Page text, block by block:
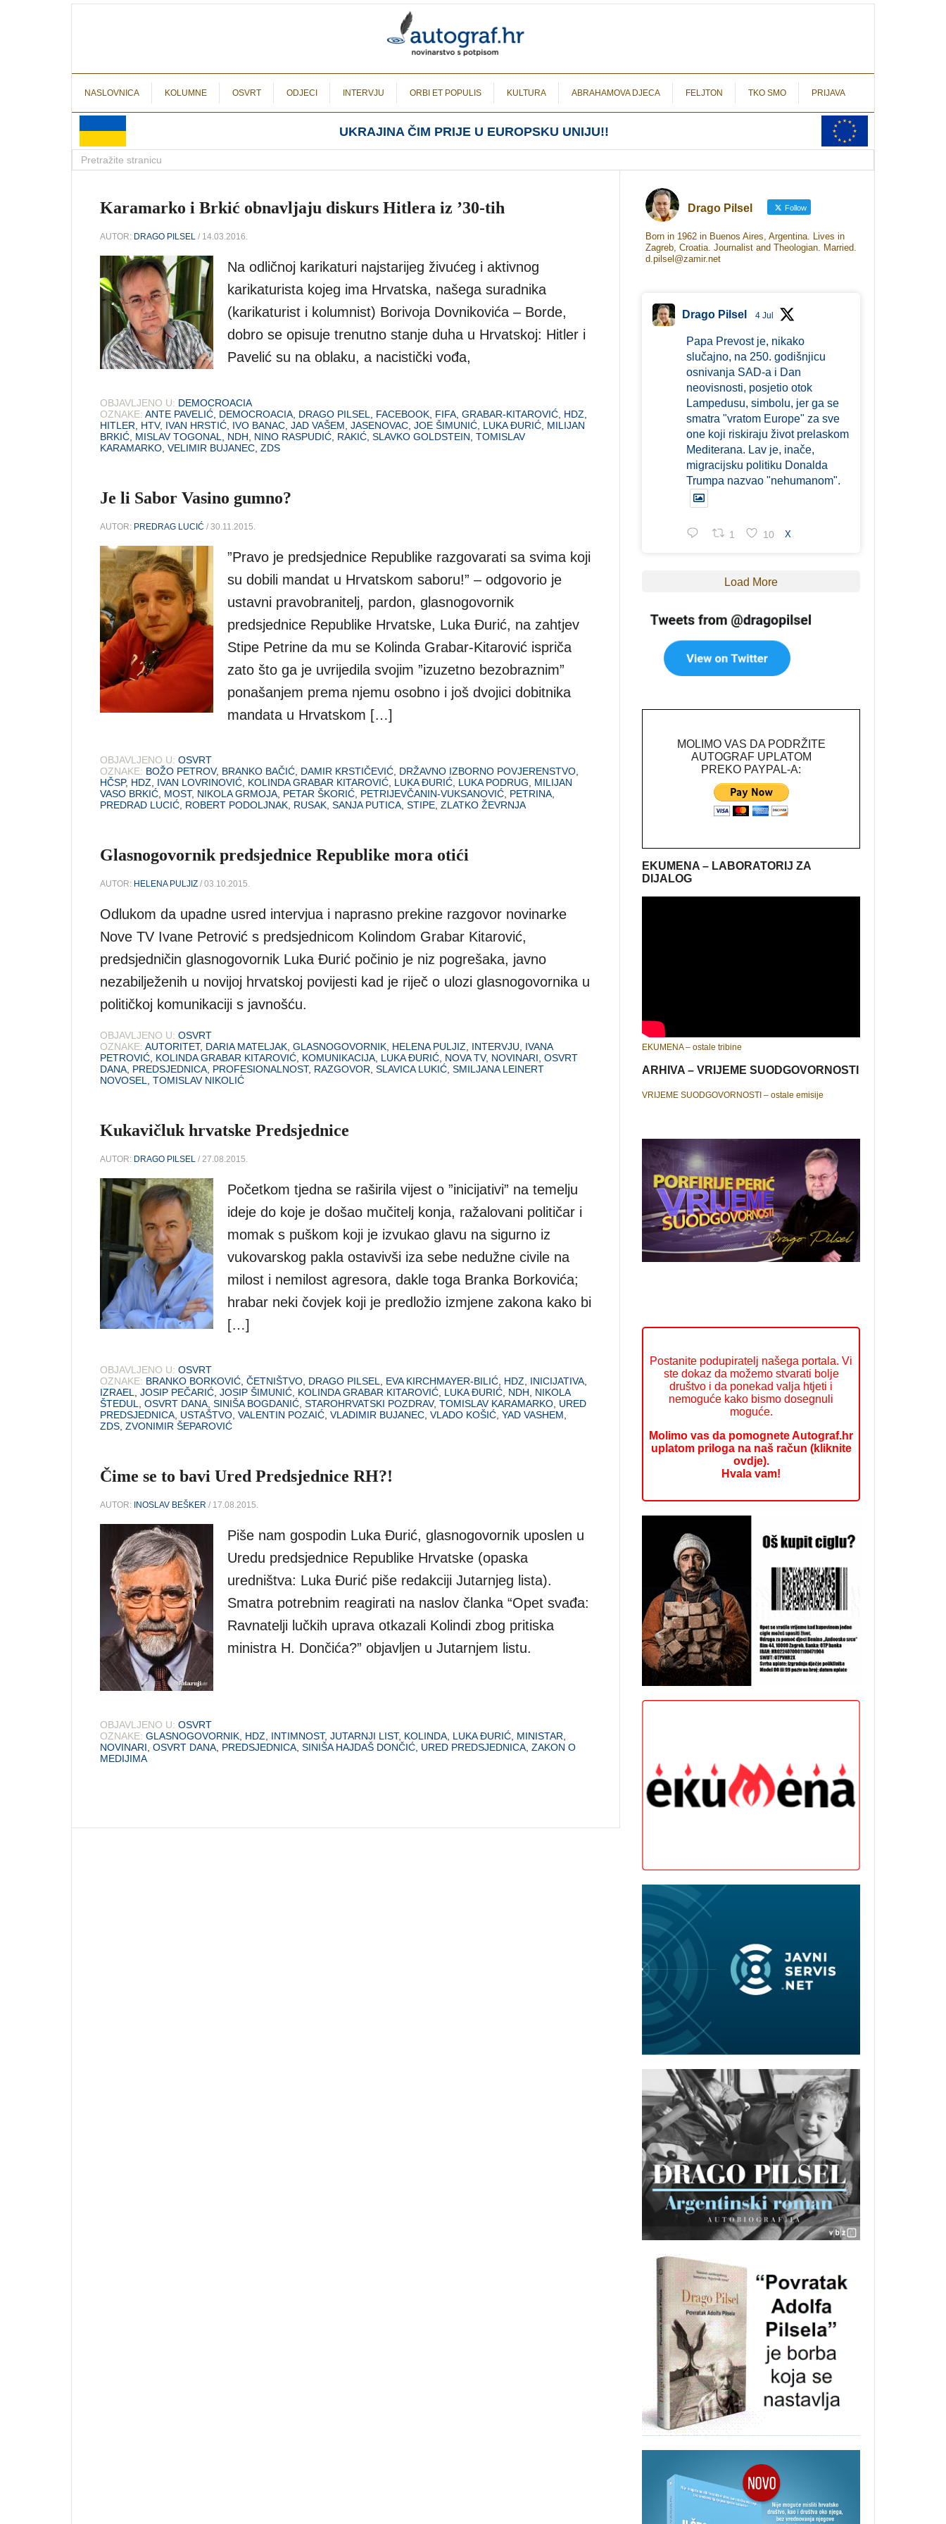
NASLOVNICA KOLUMNE OSVRT ODJECI INTERVJU ORBI ET POPULIS KULTURA ABRAHAMOVA DJECA FELJTON TKO SMO PRIJAVA
UKRAJINA ČIM PRIJE U EUROPSKU UNIJU!!
Karamarko i Brkić obnavljaju diskurs Hitlera iz ’30-tih
AUTOR: DRAGO PILSEL / 14.03.2016.
Na odličnoj karikaturi najstarijeg živućeg i aktivnog
karikaturista kojeg ima Hrvatska, našega suradnika
(karikaturist i kolumnist) Borivoja Dovnikovića – Borde,
dobro se opisuje trenutno stanje duha u Hrvatskoj: Hitler i
Pavelić su na oblaku, a nacistički vođa,
OBJAVLJENO U: DEMOCROACIA
OZNAKE: ANTE PAVELIĆ DEMOCROACIA DRAGO PILSEL FACEBOOK FIFA GRABAR-KITAROVIĆ HDZ
HITLER
HTV, IVAN HRSTIĆ IVO BANAC JAD VAŠEM JASENOVAC JOE ŠIMUNIĆ LUKA ĐURIĆ MILIJAN
BRKIĆ MISLAV TOGONAL NDH NINO RASPUDIĆ RAKIĆ SLAVKO GOLDSTEIN TOMISLAV
KARAMARKO VELIMIR BUJANEC ZDS
Je li Sabor Vasino gumno?
AUTOR: PREDRAG LUCIĆ / 30.11.2015.
”Pravo je predsjednice Republike razgovarati sa svima koji
su dobili mandat u Hrvatskom saboru!” – odgovorio je
ustavni pravobranitelj, pardon, glasnogovornik
predsjednice Republike Hrvatske, Luka Đurić, na zahtjev
Stipe Petrine da mu se Kolinda Grabar-Kitarović ispriča
zato što ga je uvrijedila svojim ”izuzetno bezobraznim”
ponašanjem prema njemu osobno i još dvojici dobitnika
mandata u Hrvatskom […]
OBJAVLJENO U: OSVRT
OZNAKE: BOŽO PETROV, BRANKO BAČIĆ DAMIR KRSTIČEVIĆ DRŽAVNO IZBORNO POVJERENSTVO
HČSP, HDZ IVAN LOVRINOVIĆ KOLINDA GRABAR KITAROVIĆ LUKA ĐURIĆ LUKA PODRUG
MILIJAN
VASO BRKIĆ MOST, NIKOLA GRMOJA PETAR ŠKORIĆ PETRIJEVČANIN-VUKSANOVIĆ PETRINA
PREDRAD LUCIĆ ROBERT PODOLJNAK RUSAK SANJA PUTICA STIPE ZLATKO ŽEVRNJA
Glasnogovornik predsjednice Republike mora otići
AUTOR: HELENA PULJIZ / 03.10.2015.
Odlukom da upadne usred intervjua i naprasno prekine razgovor novinarke
Nove TV Ivane Petrović s predsjednicom Kolindom Grabar Kitarović,
predsjedničin glasnogovornik Luka Đurić počinio je niz pogrešaka, javno
nezabilježenih u novijoj hrvatskoj povijesti kad je riječ o ulozi glasnogovornika u
političkoj komunikaciji s javnošću.
OBJAVLJENO U: OSVRT
OZNAKE: AUTORITET, DARIA MATELJAK GLASNOGOVORNIK HELENA PULJIZ INTERVJU
IVANA
PETROVIĆ KOLINDA GRABAR KITAROVIĆ KOMUNIKACIJA LUKA ĐURIĆ NOVA TV, NOVINARI OSVRT
DANA PREDSJEDNICA PROFESIONALNOST, RAZGOVOR SLAVICA LUKIĆ SMILJANA LEINERT
NOVOSEL
TOMISLAV NIKOLIĆ
Kukavičluk hrvatske Predsjednice
AUTOR: DRAGO PILSEL / 27.08.2015.
Početkom tjedna se raširila vijest o ”inicijativi” na temelju
ideje do koje je došao mučitelj konja, ražalovani političar i
momak s puškom koji je izvukao glavu na sigurno iz
vukovarskog pakla ostavivši iza sebe nedužne civile na
milost i nemilost agresora, dakle toga Branka Borkovića;
hrabar neki čovjek koji je predložio izmjene zakona kako bi
[…]
OBJAVLJENO U: OSVRT
OZNAKE: BRANKO BORKOVIĆ ČETNIŠTVO DRAGO PILSEL EVA KIRCHMAYER-BILIĆ HDZ INICIJATIVA
IZRAEL
JOSIP PEČARIĆ JOSIP ŠIMUNIĆ KOLINDA GRABAR KITAROVIĆ LUKA ĐURIĆ NDH
NIKOLA
ŠTEDUL
OSVRT DANA SINIŠA BOGDANIĆ STAROHRVATSKI POZDRAV, TOMISLAV KARAMARKO URED
PREDSJEDNICA USTAŠTVO VALENTIN POZAIĆ VLADIMIR BUJANEC VLADO KOŠIĆ YAD VASHEM
ZDS ZVONIMIR ŠEPAROVIĆ
Čime se to bavi Ured Predsjednice RH?!
AUTOR: INOSLAV BEŠKER / 17.08.2015.
Piše nam gospodin Luka Đurić, glasnogovornik uposlen u
Uredu predsjednice Republike Hrvatske (opaska
uredništva: Luka Đurić piše redakciji Jutarnjeg lista).
Smatra potrebnim reagirati na naslov članka “Opet svađa:
Ravnatelji lučkih uprava otkazali Kolindi zbog pritiska
ministra H. Dončića?” objavljen u Jutarnjem listu.
OBJAVLJENO U: OSVRT
OZNAKE: GLASNOGOVORNIK HDZ INTIMNOST, JUTARNJI LIST, KOLINDA LUKA ĐURIĆ MINISTAR
NOVINARI OSVRT DANA PREDSJEDNICA SINIŠA HAJDAŠ DONČIĆ URED PREDSJEDNICA ZAKON O
MEDIJIMA
Drago Pilsel Follow
Born in 1962 in Buenos Aires, Argentina. Lives in
Zagreb, Croatia. Journalist and Theologian. Married.
d.pilsel@zamir.net
Drago Pilsel 4 Jul
Papa Prevost je, nikako
slučajno, na 250. godišnjicu
osnivanja SAD-a i Dan
neovisnosti, posjetio otok
Lampedusu, simbolu, jer ga se
smatra "vratom Europe" za sve
one koji riskiraju život prelaskom
Mediterana. Lav je, inače,
migracijsku politiku Donalda
Trumpa nazvao "nehumanom".
1 10 X
Load More
MOLIMO VAS DA PODRŽITE
AUTOGRAF UPLATOM
PREKO PAYPAL-A:
EKUMENA – LABORATORIJ ZA
DIJALOG
EKUMENA – ostale tribine
ARHIVA – VRIJEME SUODGOVORNOSTI
VRIJEME SUODGOVORNOSTI – ostale emisije
Postanite podupiratelj našega portala. Vi
ste dokaz da možemo stvarati bolje
društvo i da ponekad valja htjeti i
nemoguće kako bismo dosegnuli
moguće.
Molimo vas da pomognete Autograf.hr
uplatom priloga na naš račun (kliknite
ovdje).
Hvala vam!